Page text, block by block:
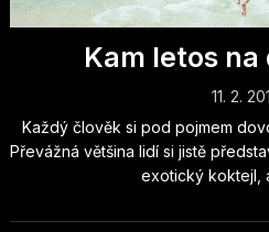
Kam letos
11. 2.
Každý člověk si pod pojmem
Převážná většina lidí si jistě
exotický koktejl,